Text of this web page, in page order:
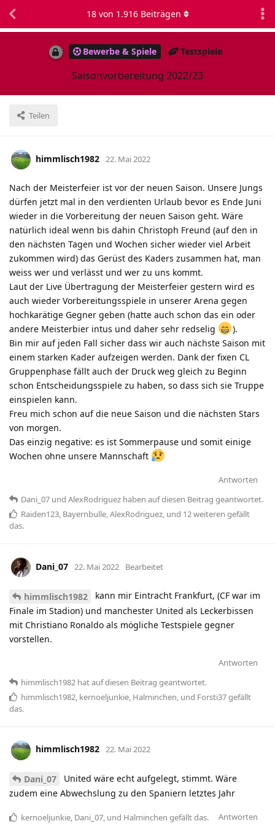
Bewerbe & Spiele Testspiele
Saisonvorbereitung 2022/23
Teilen
18von 1.916Beiträgen
himmlisch1982 22. Mai 2022
Nach der Meisterfeier ist vor der neuen Saison. Unsere Jungs
dürfen jetzt mal in den verdienten Urlaub bevor es Ende Juni
wieder in die Vorbereitung der neuen Saison geht. Wäre
natürlich ideal wenn bis dahin Christoph Freund (auf den in
den nächsten Tagen und Wochen sicher wieder viel Arbeit
zukommen wird) das Gerüst des Kaders zusammen hat, man
weiss wer und verlässt und wer zu uns kommt.
Laut der Live Übertragung der Meisterfeier gestern wird es
auch wieder Vorbereitungsspiele in unserer Arena gegen
hochkarätige Gegner geben (hatte auch schon das ein oder
andere Meisterbier intus und daher sehr redselig
).
Bin mir auf jeden Fall sicher dass wir auch nächste Saison mit
einem starken Kader aufzeigen werden. Dank der fixen CL
Gruppenphase fällt auch der Druck weg gleich zu Beginn
schon Entscheidungsspiele zu haben, so dass sich sie Truppe
einspielen kann.
Freu mich schon auf die neue Saison und die nächsten Stars
von morgen.
Das einzig negative: es ist Sommerpause und somit einige
Wochen ohne unsere Mannschaft
Antworten
Dani_07 und AlexRodriguez haben auf diesen Beitrag geantwortet.
Raiden123, Bayernbulle,AlexRodriguez, und 12weiteren gefällt
das.
Dani_07 22. Mai 2022 Bearbeitet
himmlisch1982
kann mir Eintracht Frankfurt, (CF war im
Finale im Stadion) und manchester United als Leckerbissen
mit Christiano Ronaldo als mögliche Testspiele gegner
vorstellen.
Antworten
himmlisch1982 hatauf diesen Beitrag geantwortet.
himmlisch1982 kernoeljunkie Halminchen , und Forsti37gefällt
das.
himmlisch1982 22. Mai 2022
Dani_07
United wäre echt aufgelegt, stimmt. Wäre
zudem eine Abwechslung zu den Spaniern letztes Jahr
Antworten
kernoeljunkie, Dani_07, und Halminchen gefällt das.